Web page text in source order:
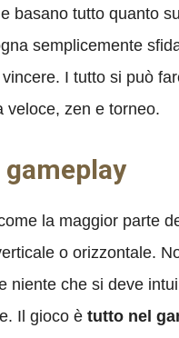
basano tutto quanto
semplicemente
I tutto si può
veloce, zen e torneo.
la maggior parte
o orizzontale.
niente che si deve
Il gioco è tutto nel